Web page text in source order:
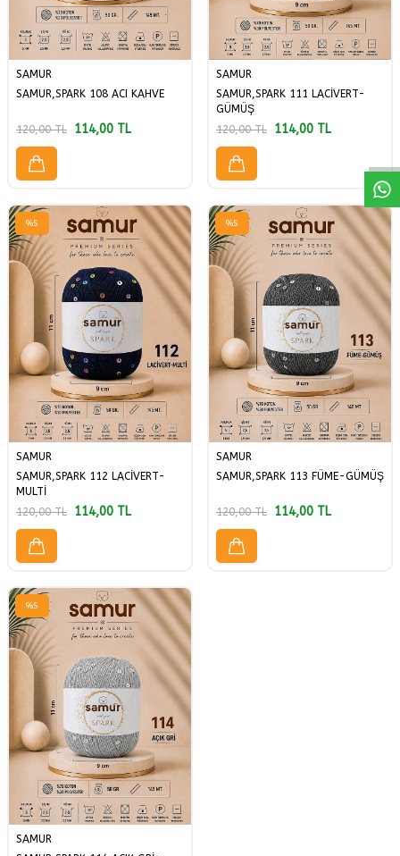
SAMUR
SAMUR,SPARK 108 ACI KAHVE
120,00TL 114,00 TL
SAMUR
SAMUR,SPARK 111 LACİVERT-
GÜMÜŞ
120,00TL 114,00 TL
%5
SAMUR
SAMUR,SPARK 112 LACİVERT-
MULTİ
120,00TL 114,00 TL
%5
SAMUR
SAMUR,SPARK 113 FÜME-GÜMÜŞ
120,00TL 114,00 TL
%5
SAMUR